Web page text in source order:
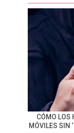
CÓMO LOS
MÓVILES SIN